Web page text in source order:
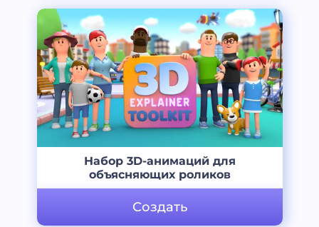
Набор 3D-анимаций для
объясняющих роликов
Создать